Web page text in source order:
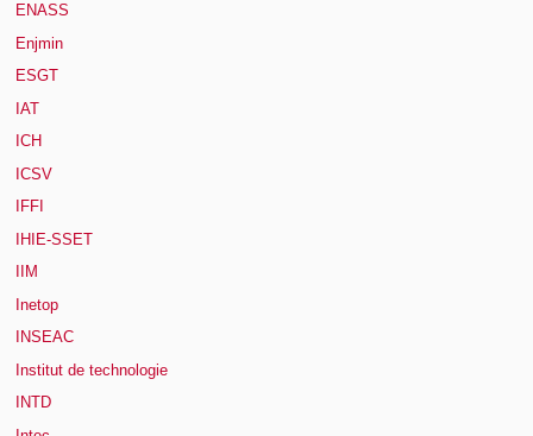
ENASS
Enjmin
ESGT
IAT
ICH
ICSV
IFFI
IHIE-SSET
IIM
Inetop
INSEAC
Institut de technologie
INTD